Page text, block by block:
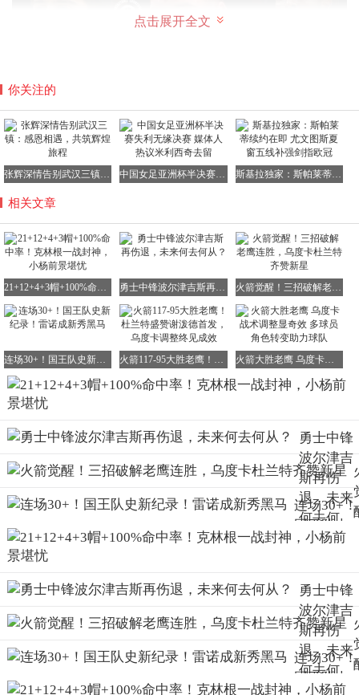
当然，这并不意味着戈贝尔表现不佳。本场比赛戈贝尔14投
7中，交出了18分15个篮板的大号两双数据。然而，克林根
在他的防守下，展现出了更为精英级别的表现。
克林根全场出战31分钟，砍下21分12个篮板4次助攻3次盖帽
的全面数据，13次投篮命中9次，其中内线得分8投8中，效
率惊人。
这一战，克林根在与戈贝尔这位现役最强蓝领中锋候选人的
出色，容易被对手打出生涯新高得分。但在这场比赛中，他
不仅没有被戈贝尔打垮，反而在面对这位防守历史级别的对
手时，打出了100%的两分命中率，令人惊叹。
而且，与传统吃饼型中锋不同，克林根还具备一定的三分能
力。虽然三分并非他的常规得分手段，但场均能命中1个三
点击展开全文
你关注的
张辉深情告别武汉三镇：感恩相遇，共筑辉煌旅程 中国女足亚洲杯半决赛失利无缘决赛 媒体人热议米利西奇去留 斯基拉独家：斯帕莱蒂续约在即 尤文图斯夏窗五线补强剑指欧冠
相关文章
21+12+4+3帽+100%命中率！克林根一战封神，小杨前景堪忧 勇士中锋波尔津吉斯再伤退，未来何去何从？ 火箭觉醒！三招破解老鹰连胜，乌度卡杜兰特齐赞新星
连场30+！国王队史新纪录！雷诺成新秀黑马 火箭117-95大胜老鹰！杜兰特盛赞谢泼德首发，乌度卡调整终见成效 火箭大胜老鹰 乌度卡战术调整显奇效 多球员角色转变助力球队
勇士中锋
波尔津吉
斯再伤
退，未来
何去何
从？
连场30+！
国王队史
新纪录！
秀黑马
勇士中锋
波尔津吉
斯再伤
退，未来
何去何
从？
连场30+！
国王队史